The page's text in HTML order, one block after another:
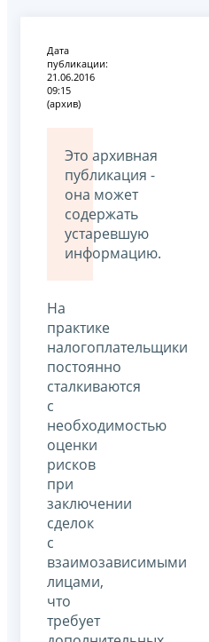
Дата
публикации:
21.06.2016
09:15
(архив)
Это архивная
публикация -
она может
содержать
устаревшую
информацию.
На
практике
налогоплательщики
постоянно
сталкиваются
с
необходимостью
оценки
рисков
при
заключении
сделок
с
взаимозависимыми
лицами,
что
требует